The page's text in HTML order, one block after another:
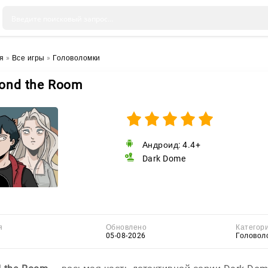
» Все игры » Головоломки
the Room
Андроид: 4.4+
Dark Dome
Обновлено
05-08-2026